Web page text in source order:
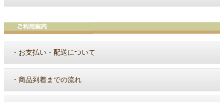
・ お支払い・配送について
・ 商品到着までの流れ